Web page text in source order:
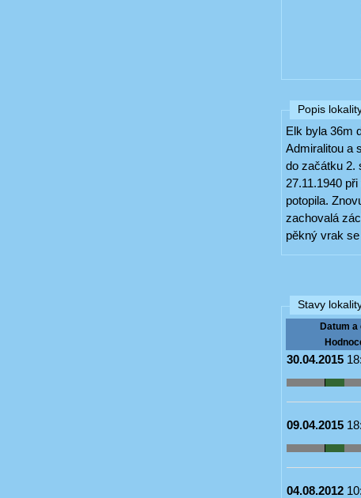
Popis
Elk byla 36m
Admiralitou a
do začátku 2.
27.11.1940
potopila.
zachovalá
pěkný vrak
Stavy
Datum a
30.04.2015
09.04.2015
04.08.2012